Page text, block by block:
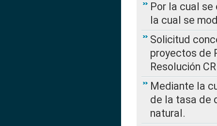
Por la cual se
la cual se
Solicitud
proyectos de
Resolución
Mediante la
de la tasa de
natural.